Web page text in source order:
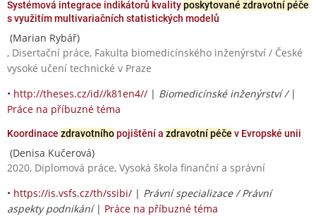
Systémová integrace indikátorů kvalityposkytované zdravotní péče
s využitím multivariačních statistických modelů
(Marian Rybář)
, Disertační práce, Fakulta biomedicínského inženýrství / České
vysoké učení technické v Praze
• http://theses.cz/id//k81en4// | Biomedicínské inženýrství / |
Práce na příbuzné téma
Koordinace zdravotníhopojištění a zdravotní péče v Evropské unii
(Denisa Kučerová)
2020, Diplomová práce, Vysoká škola finanční a správní
• https://is.vsfs.cz/th/ssibi/ | Právní specializace / Právní
aspekty podnikání| Práce na příbuzné téma